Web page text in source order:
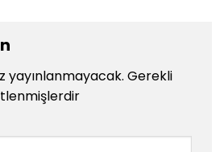
yayınlanmayacak. Gerekli